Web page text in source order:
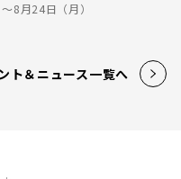
8月24日（月）
ト＆ニュース一覧へ